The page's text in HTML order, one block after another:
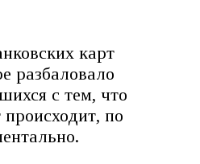
карт
разбаловало
с тем, что
происходит, по